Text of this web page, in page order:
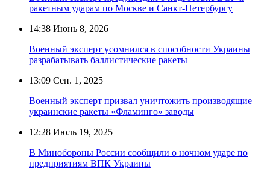
ракетным ударам по Москве и Санкт-Петербургу
14:38 Июнь 8, 2026
Военный эксперт усомнился в способности Украины
разрабатывать баллистические ракеты
13:09 Сен. 1, 2025
Военный эксперт призвал уничтожить производящие
украинские ракеты «Фламинго» заводы
12:28 Июль 19, 2025
В Минобороны России сообщили о ночном ударе по
предприятиям ВПК Украины